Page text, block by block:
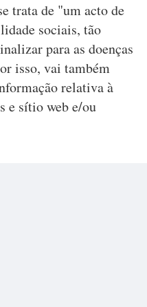
trata de "um acto de
sociais, tão
para as doenças
isso, vai também
relativa à
e sítio web e/ou